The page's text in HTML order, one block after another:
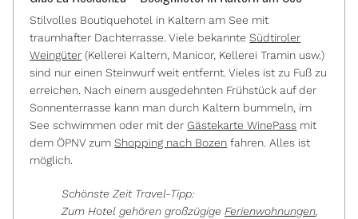
Stilvolles Boutiquehotel in Kaltern am See mit
traumhafter Dachterrasse. Viele bekannteSüdtiroler
Weingüter (Kellerei Kaltern, Manicor, Kellerei Tramin usw.)
sind nur einen Steinwurf weit entfernt. Vieles ist zu Fuß zu
erreichen. Nach einem ausgedehnten Frühstück auf der
Sonnenterrasse kann man durch Kaltern bummeln, im
See schwimmen oder mit der Gästekarte WinePass mit
dem ÖPNV zumShopping nach Bozen fahren. Alles ist
möglich.
Schönste Zeit Travel-Tipp:
Zum Hotel gehören großzügige Ferienwohnungen